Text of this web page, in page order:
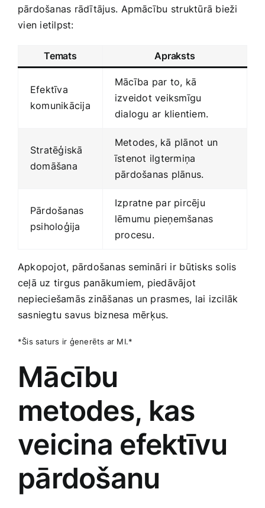
pārdošanas rādītājus.⁣ Apmācību ⁤struktūrā bieži
⁣vien ietilpst:
Temats Apraksts
Efektīva
komunikācija
Mācība par to, kā
izveidot veiksmīgu
dialogu‌ ar klientiem.
Stratēģiskā⁤
domāšana
Metodes, kā plānot un‍
īstenot ilgtermiņa⁢
pārdošanas plānus.
Pārdošanas
psiholoģija
Izpratne ‍par pircēju
lēmumu pieņemšanas
procesu.
Apkopojot, pārdošanas semināri​ ir⁢ būtisks solis⁤
ceļā uz tirgus ⁤panākumiem, piedāvājot
nepieciešamās zināšanas un prasmes, lai izcilāk⁣
sasniegtu savus biznesa ⁤mērķus.
*Šis saturs ir ģenerēts ar MI.*
Mācību
metodes, kas
‌veicina efektīvu​
pārdošanu